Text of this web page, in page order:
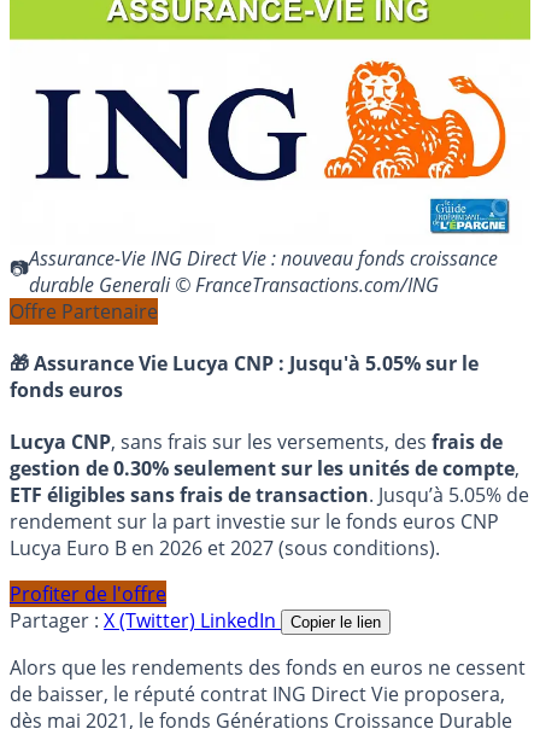
Assurance-Vie ING Direct Vie : nouveau fonds croissance
durable Generali © FranceTransactions.com/ING
Offre Partenaire
🎁 Assurance Vie Lucya CNP : Jusqu'à 5.05% sur le
fonds euros
Lucya CNP, sans frais sur les versements, des frais de
gestion de 0.30% seulement sur les unités de compte,
ETF éligibles sans frais de transaction. Jusqu’à 5.05% de
rendement sur la part investie sur le fonds euros CNP
Lucya Euro B en 2026 et 2027 (sous conditions).
Profiter de l'offre
Partager : X (Twitter) LinkedIn Copier le lien
Alors que les rendements des fonds en euros ne cessent
de baisser, le réputé contrat ING Direct Vie proposera,
dès mai 2021, le fonds Générations Croissance Durable